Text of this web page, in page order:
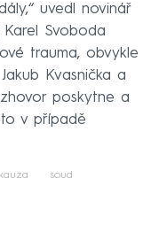
uvedl novinář
Karel Svoboda
trauma, obvykle
Kvasnička a
poskytne a
v případě
kauza soud